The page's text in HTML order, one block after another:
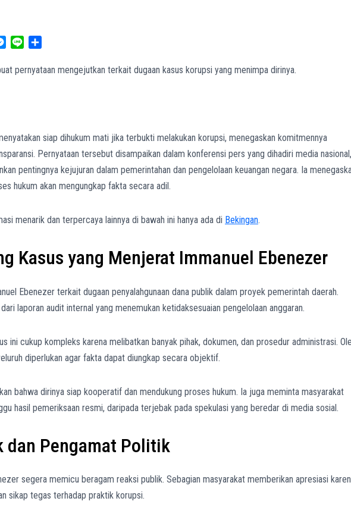
M
s
e
n
a
pernyataan mengejutkan terkait dugaan kasus korupsi yang menimpa dirinya.
siap dihukum mati jika terbukti melakukan korupsi, menegaskan komitmennya
Pernyataan tersebut disampaikan dalam konferensi pers yang dihadiri media nasional,
pentingnya kejujuran dalam pemerintahan dan pengelolaan keuangan negara. Ia
hukum akan mengungkap fakta secara adil.
menarik dan terpercaya lainnya di bawah ini hanya ada di Bekingan.
Kasus yang Menjerat Immanuel Ebenezer
Ebenezer terkait dugaan penyalahgunaan dana publik dalam proyek pemerintah daerah.
laporan audit internal yang menemukan ketidaksesuaian pengelolaan anggaran.
ini cukup kompleks karena melibatkan banyak pihak, dokumen, dan prosedur administrasi.
diperlukan agar fakta dapat diungkap secara objektif.
bahwa dirinya siap kooperatif dan mendukung proses hukum. Ia juga meminta masyarakat
hasil pemeriksaan resmi, daripada terjebak pada spekulasi yang beredar di media sosial.
dan Pengamat Politik
segera memicu beragam reaksi publik. Sebagian masyarakat memberikan apresiasi
sikap tegas terhadap praktik korupsi.